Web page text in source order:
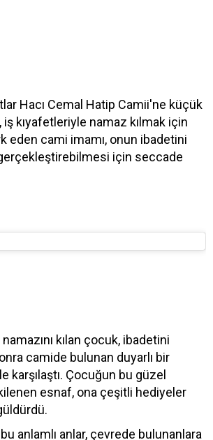
Hacı Cemal Hatip Camii'ne küçük
kıyafetleriyle namaz kılmak için
eden cami imamı, onun ibadetini
için seccade
kılan çocuk, ibadetini
camide bulunan duyarlı bir
karşılaştı. Çocuğun bu güzel
esnaf, ona çeşitli hediyeler
anlamlı anlar, çevrede bulunanlara